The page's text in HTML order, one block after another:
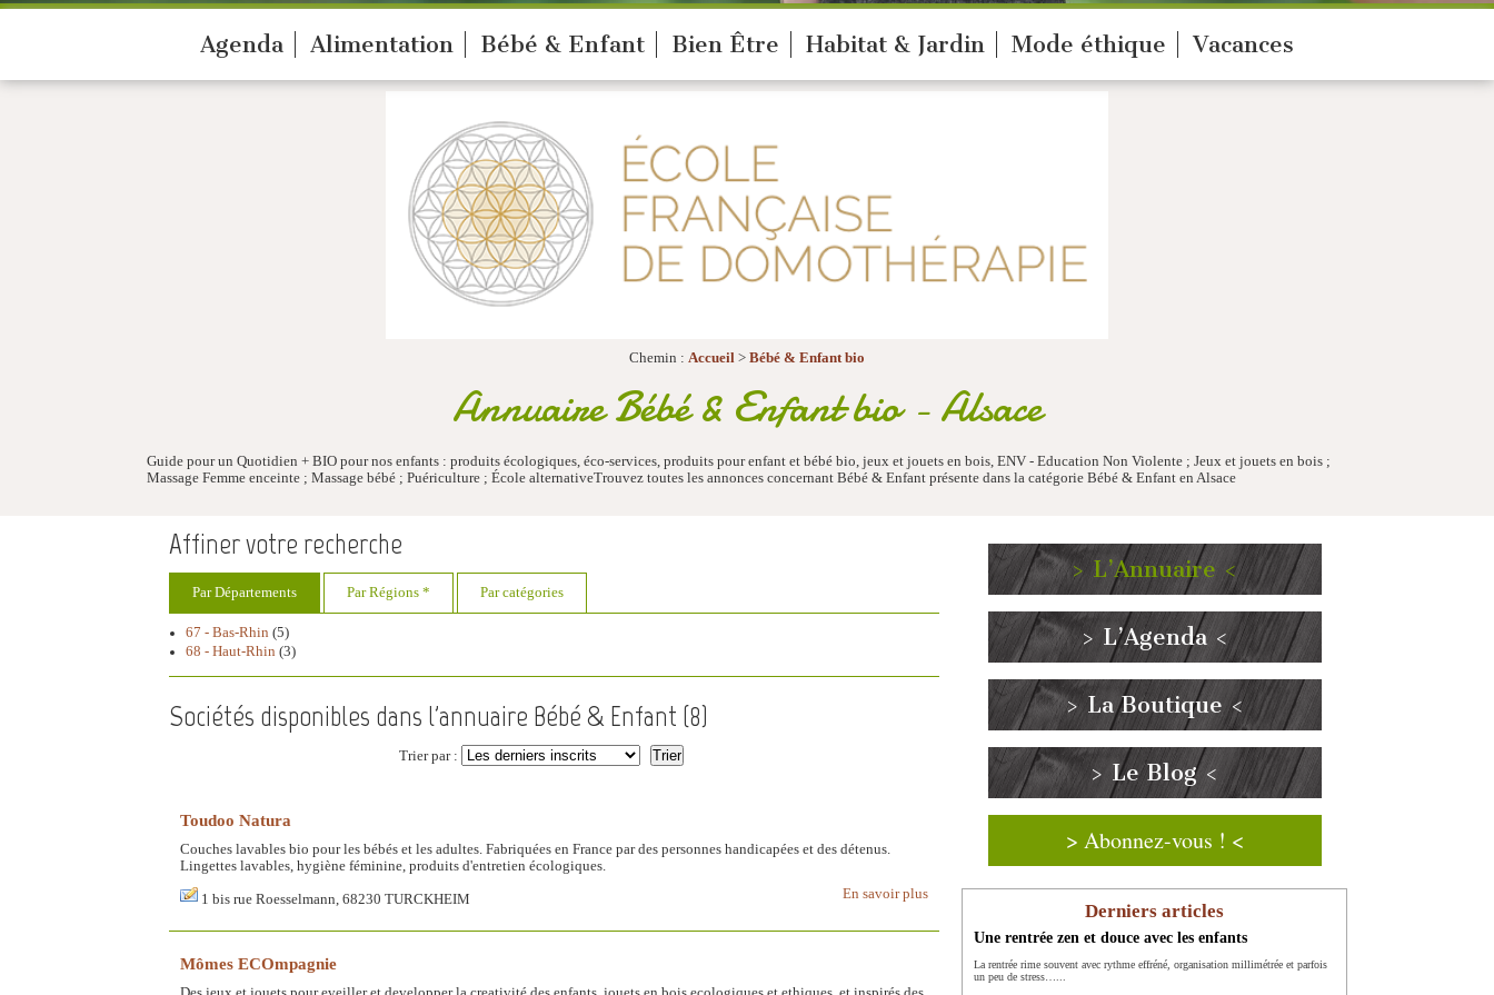
Agenda Alimentation Bébé & Enfant Bien Être Habitat & Jardin Mode éthique Vacances
Chemin : Accueil > Bébé & Enfant bio
Annuaire Bébé & Enfant bio - Alsace
Guide pour un Quotidien + BIO pour nos enfants : produits écologiques, éco-services, produits pour enfant et bébé bio, jeux et jouets en bois, ENV - Education Non Violente ; Jeux et jouets en bois ;
Massage Femme enceinte ; Massage bébé ; Puériculture ; École alternativeTrouvez toutes les annonces concernant Bébé & Enfant présente dans la catégorie Bébé & Enfant en Alsace
Affiner votre recherche
Par Départements Par Régions * Par catégories
67 - Bas-Rhin (5)
68 - Haut-Rhin (3)
Sociétés disponibles dans l'annuaire Bébé & Enfant (8)
Trier par :
Toudoo Natura
Couches lavables bio pour les bébés et les adultes. Fabriquées en France par des personnes handicapées et des détenus.
Lingettes lavables, hygiène féminine, produits d'entretien écologiques.
En savoir plus
1 bis rue Roesselmann, 68230 TURCKHEIM
Mômes ECOmpagnie
> L’Annuaire <
> L’Agenda <
> La Boutique <
> Le Blog <
> Abonnez-vous ! <
Derniers articles
Une rentrée zen et douce avec les enfants
La rentrée rime souvent avec rythme effréné, organisation millimétrée et parfois
un peu de stress…...